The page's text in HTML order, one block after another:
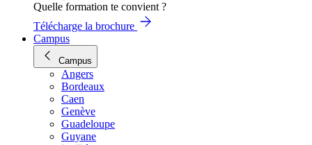
Quelle formation te convient ?
Télécharge la brochure
Campus
Campus
Angers
Bordeaux
Caen
Genève
Guadeloupe
Guyane